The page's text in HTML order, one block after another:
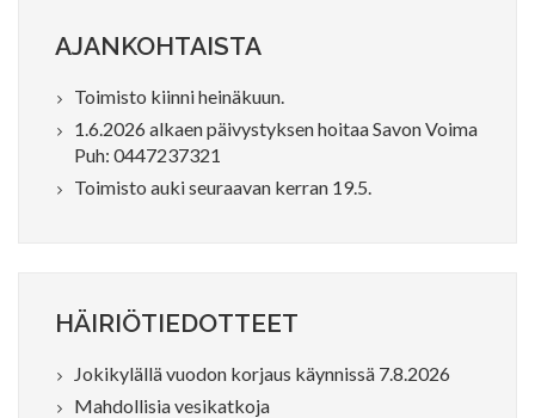
AJANKOHTAISTA
Toimisto kiinni heinäkuun.
1.6.2026 alkaen päivystyksen hoitaa Savon Voima
Puh: 0447237321
Toimisto auki seuraavan kerran 19.5.
HÄIRIÖTIEDOTTEET
Jokikylällä vuodon korjaus käynnissä 7.8.2026
Mahdollisia vesikatkoja